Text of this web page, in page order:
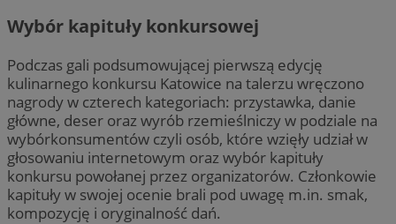
Wybór kapituły konkursowej
Podczas gali podsumowującej pierwszą edycję
kulinarnego konkursu Katowice na talerzu wręczono
nagrody w czterech kategoriach: przystawka, danie
główne, deser oraz wyrób rzemieślniczy w podziale na
wybórkonsumentów czyli osób, które wzięły udział w
głosowaniu internetowym oraz wybór kapituły
konkursu powołanej przez organizatorów. Członkowie
kapituły w swojej ocenie brali pod uwagę m.in. smak,
kompozycję i oryginalność dań.